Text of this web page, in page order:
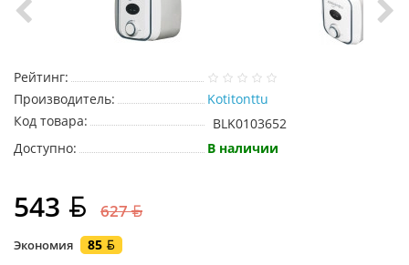
Рейтинг:
Производитель:
Kotitonttu
Код товара:
BLK0103652
Доступно:
В наличии
543 627
Экономия 85